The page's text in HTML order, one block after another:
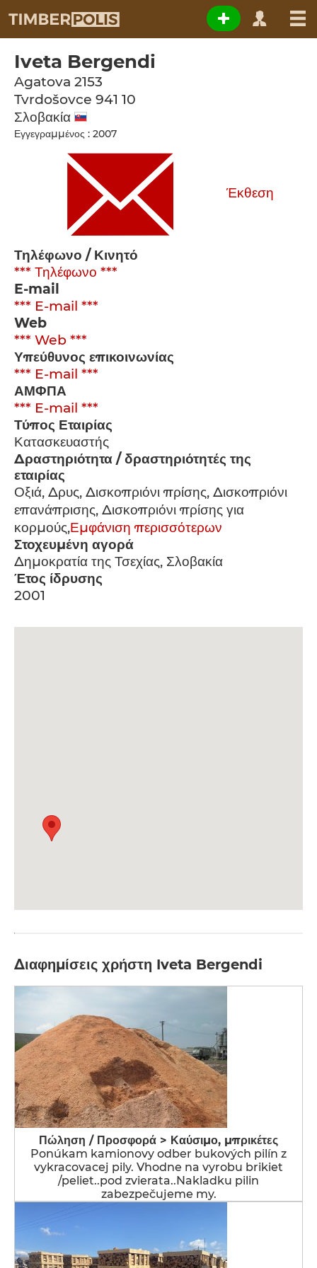
Iveta Bergendi
Agatova 2153
Tvrdošovce 941 10
Σλοβακία
Εγγεγραμμένος : 2007
Έκθεση
Τηλέφωνο / Κινητό
*** Τηλέφωνο ***
E-mail
*** E-mail ***
Web
*** Web ***
Υπεύθυνος επικοινωνίας
*** E-mail ***
ΑΜΦΠΑ
*** E-mail ***
Τύπος Εταιρίας
Κατασκευαστής
Δραστηριότητα / δραστηριότητές της
εταιρίας
Οξιά, Δρυς, Δισκοπριόνι πρίσης, Δισκοπριόνι
επανάπρισης, Δισκοπριόνι πρίσης για
κορμούς,Εμφάνιση περισσότερων
Στοχευμένη αγορά
Δημοκρατία της Τσεχίας, Σλοβακία
Έτος ίδρυσης
2001
Διαφημίσεις χρήστη Iveta Bergendi
Πώληση / Προσφορά > Καύσιμο, μπρικέτες
Ponúkam kamionovy odber bukových pilín z
vykracovacej pily. Vhodne na vyrobu brikiet
/peliet..pod zvierata..Nakladku pilin
zabezpečujeme my.